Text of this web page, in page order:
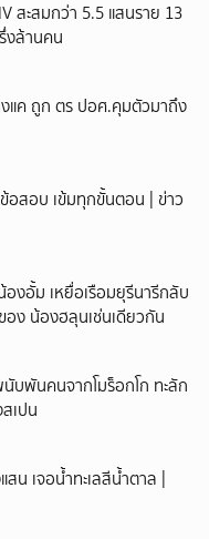
สะสมกว่า 5.5 แสนราย 13
งล้านคน
แค ถูก ตร ปอศ.คุมตัวมาถึง
ข้อสอบ เข้มทุกขั้นตอน | ข่าว
งอั้ม เหยื่อเรือมยุรีนารีกลับ
ง น้องฮลุนเช่นเดียวกัน
พันคนจากโมร็อกโก ทะลัก
เปน
น เจอน้ำทะเลสีน้ำตาล |